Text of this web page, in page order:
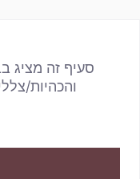
סעיף זה מציג
והכהיות/